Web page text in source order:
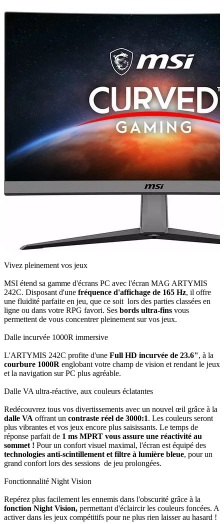
Vivez pleinement vos jeux
MSI étend sa gamme d'écrans PC avec l'écran MAG ARTYMIS
242C. Disposant d'une fréquence d'affichage de 165 Hz, il offre
une fluidité parfaite en jeu, que ce soit lors des parties classées en
ligne ou dans votre RPG favori. Ses bords ultra-fins vous
permettent de vous concentrer pleinement sur vos jeux.
Dalle incurvée 1000R immersive
L'ARTYMIS 242C profite d'une Full HD incurvée de 23.6", à la
courbure 1000R englobant votre champ de vision et rendant le jeux
et la navigation sur PC plus agréable.
Dalle VA ultra-réactive, aux couleurs éclatantes
Redécouvrez tous vos divertissements avec un nouvel œil grâce à la
dalle VA offrant un contraste réel de 3000:1. Les couleurs seront
plus vibrantes et vos jeux encore plus saisissants. Le temps de
réponse parfait de 1 ms MPRT vous assure une réactivité au
sommet ! Pour un confort visuel maximal, l'écran est équipé des
technologies anti-scintillement et filtre à lumière bleue, pour un
grand confort lors des sessions de jeu prolongées.
Fonctionnalité Night Vision
Repérez plus facilement les ennemis dans l'obscurité grâce à la
fonction Night Vision, permettant d'éclaircir les couleurs foncées. A
activer dans les jeux compétitifs pour ne plus rien laisser au hasard !